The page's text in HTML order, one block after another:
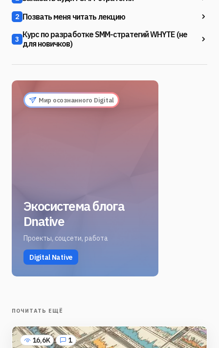
2 Позвать меня читать лекцию
3 Курс по разработке SMM-стратегий WHYTE (не
для новичков)
Мир осознанного Digital
Экосистема блога
Dnative
Проекты, соцсети, работа
Digital Native
ПОЧИТАТЬ ЕЩЁ
16,6K 1